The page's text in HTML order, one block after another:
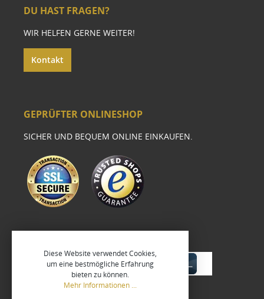
DU HAST FRAGEN?
WIR HELFEN GERNE WEITER!
Kontakt
GEPRÜFTER ONLINESHOP
SICHER UND BEQUEM ONLINE EINKAUFEN.
Diese Website verwendet Cookies,
um eine bestmögliche Erfahrung
bieten zu können.
Mehr Informationen ...